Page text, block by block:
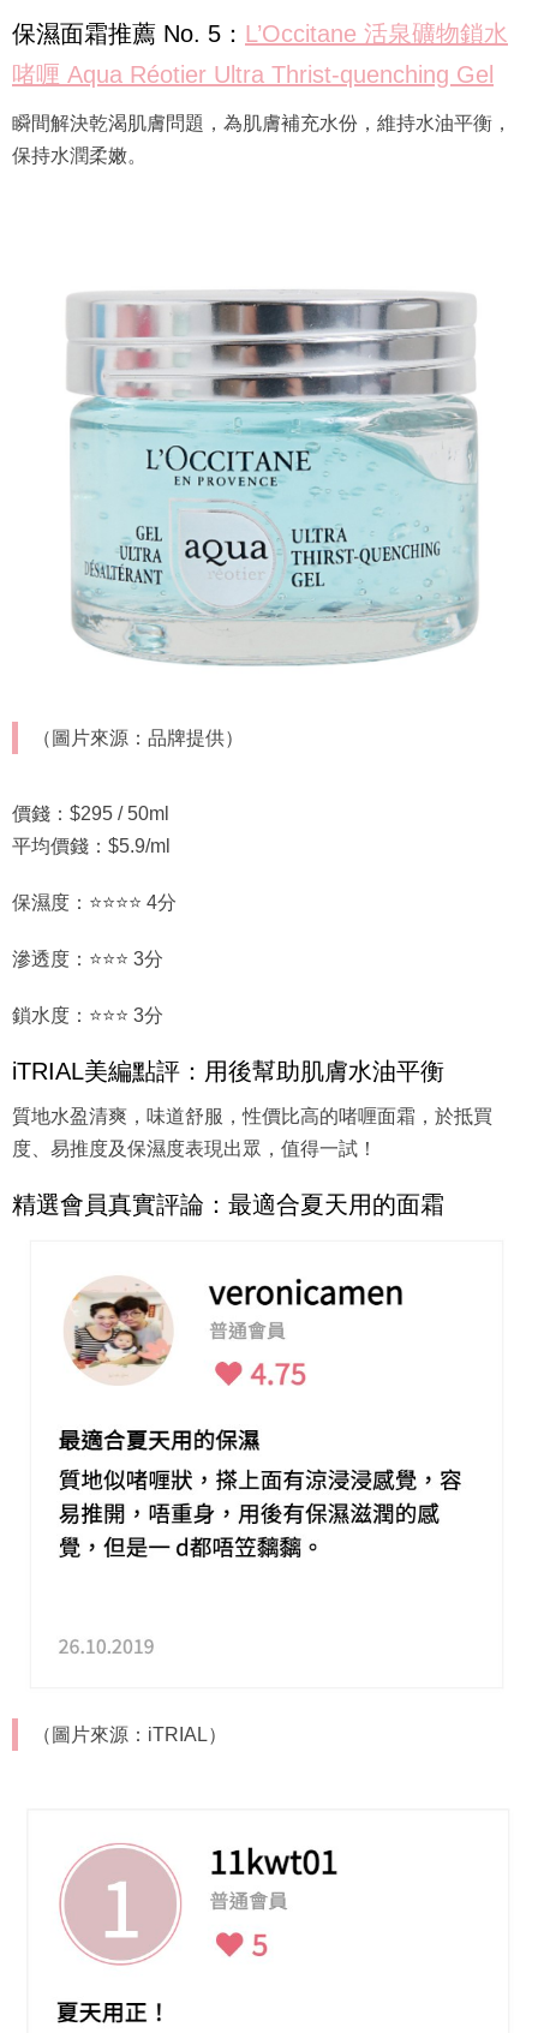
保濕面霜推薦 No. 5： L’Occitane 活泉礦物鎖水
啫喱 Aqua Réotier Ultra Thrist-quenching Gel
瞬間解決乾渴肌膚問題，為肌膚補充水份，維持水油平衡，
保持水潤柔嫩。
（圖片來源：品牌提供）
價錢：$295 / 50ml
平均價錢：$5.9/ml
保濕度：⭐⭐⭐⭐ 4分
滲透度：⭐⭐⭐ 3分
鎖水度：⭐⭐⭐ 3分
iTRIAL美編點評：用後幫助肌膚水油平衡
質地水盈清爽，味道舒服，性價比高的啫喱面霜，於抵買
度、易推度及保濕度表現出眾，值得一試！
精選會員真實評論：最適合夏天用的面霜
（圖片來源：iTRIAL）